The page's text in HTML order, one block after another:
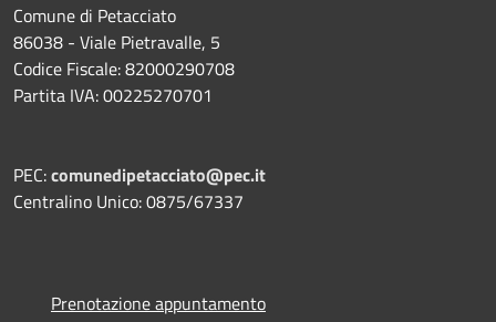
Comune di Petacciato
86038 - Viale Pietravalle, 5
Codice Fiscale: 82000290708
Partita IVA: 00225270701
PEC:comunedipetacciato@pec.it
Centralino Unico: 0875/67337
Prenotazione appuntamento